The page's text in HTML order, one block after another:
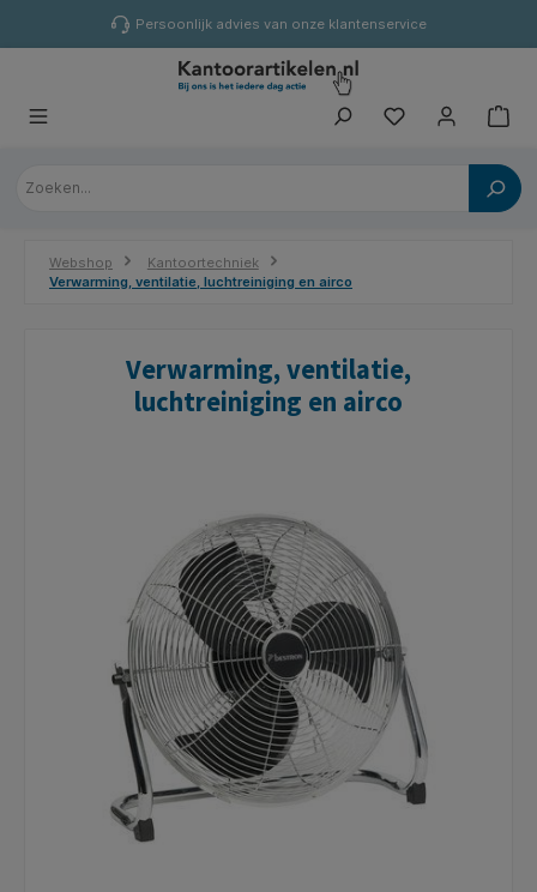
Persoonlijk advies van onze klantenservice
Webshop
Kantoortechniek
Verwarming, ventilatie, luchtreiniging en airco
Verwarming, ventilatie,
luchtreiniging en airco